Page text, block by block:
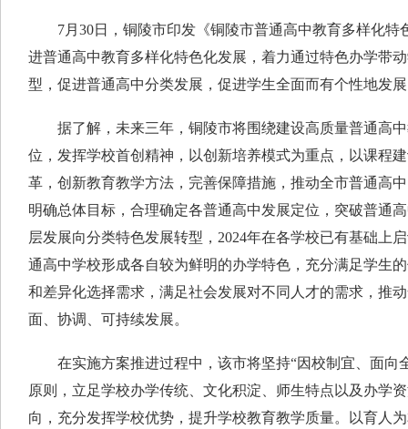
7月30日，铜陵市印发《铜陵市普通高中教育多样化特
进普通高中教育多样化特色化发展，着力通过特色办学带
型，促进普通高中分类发展，促进学生全面而有个性地发
据了解，未来三年，铜陵市将围绕建设高质量普通高中
位，发挥学校首创精神，以创新培养模式为重点，以课程
革，创新教育教学方法，完善保障措施，推动全市普通高
明确总体目标，合理确定各普通高中发展定位，突破普通
层发展向分类特色发展转型，2024年在各学校已有基础上
通高中学校形成各自较为鲜明的办学特色，充分满足学生
和差异化选择需求，满足社会发展对不同人才的需求，推
面、协调、可持续发展。
在实施方案推进过程中，该市将坚持“因校制宜、面向
原则，立足学校办学传统、文化积淀、师生特点以及办学
向，充分发挥学校优势，提升学校教育教学质量。以育人